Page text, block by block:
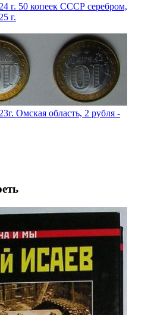
г. 50 копеек СССР серебром,
г.
Омская область, 2 рубля -